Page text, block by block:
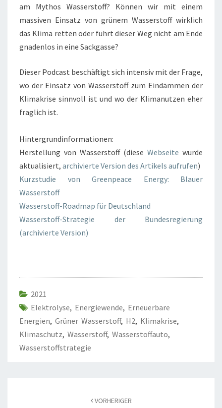
am Mythos Wasserstoff? Können wir mit einem
massiven Einsatz von grünem Wasserstoff wirklich
das Klima retten oder führt dieser Weg nicht am Ende
gnadenlos in eine Sackgasse?
Dieser Podcast beschäftigt sich intensiv mit der Frage,
wo der Einsatz von Wasserstoff zum Eindämmen der
Klimakrise sinnvoll ist und wo der Klimanutzen eher
fraglich ist.
Hintergrundinformationen:
Herstellung von Wasserstoff (diese Webseite wurde
aktualisiert, archivierte Version des Artikels aufrufen)
Kurzstudie von Greenpeace Energy: Blauer
Wasserstoff
Wasserstoff-Roadmap für Deutschland
Wasserstoff-Strategie der Bundesregierung
(archivierte Version)
2021
Elektrolyse, Energiewende, Erneuerbare
Energien, Grüner Wasserstoff, H2, Klimakrise,
Klimaschutz, Wasserstoff, Wasserstoffauto,
Wasserstoffstrategie
VORHERIGER